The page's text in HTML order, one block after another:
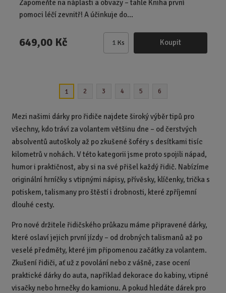
Zapomeňte na náplasti a obvazy – tahle Kniha první
pomoci léčí zevnitř! A účinkuje do...
649,00 Kč
Z
p
o
t
Ks Koupit
1 2 3 4 5 6
Mezi našimi dárky pro řidiče najdete široký výběr tipů pro
všechny, kdo tráví za volantem většinu dne – od čerstvých
absolventů autoškoly až po zkušené šoféry s desítkami tisíc
kilometrů v nohách. V této kategorii jsme proto spojili nápad,
humor i praktičnost, aby si na své přišel každý řidič. Nabízíme
originální hrníčky s vtipnými nápisy, přívěsky, klíčenky, trička s
potiskem, talismany pro štěstí i drobnosti, které zpříjemní
dlouhé cesty.
Pro nové držitele řidičského průkazu máme připravené dárky,
které oslaví jejich první jízdy – od drobných talismanů až po
veselé předměty, které jim připomenou začátky za volantem.
Zkušení řidiči, ať už z povolání nebo z vášně, zase ocení
praktické dárky do auta, například dekorace do kabiny, vtipné
visačky nebo hrnečky do kamionu. A pokud hledáte dárek pro